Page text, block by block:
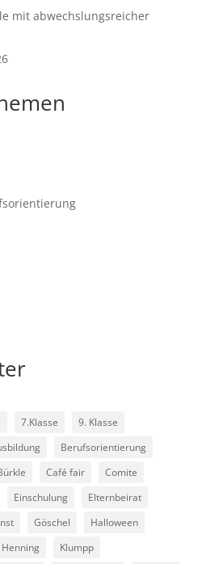
mit abwechslungsreicher
7.Klasse
9. Klasse
Berufsorientierung
Café fair
Comite
Einschulung
Elternbeirat
Göschel
Halloween
Henning
Klumpp